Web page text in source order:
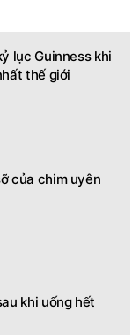
lục Guinness khi
thế giới
của chim uyên
khi uống hết